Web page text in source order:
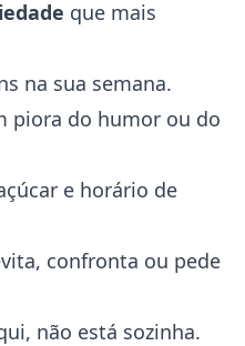
que mais
na sua semana.
piora do humor ou do
e horário de
confronta ou pede
não está sozinha.